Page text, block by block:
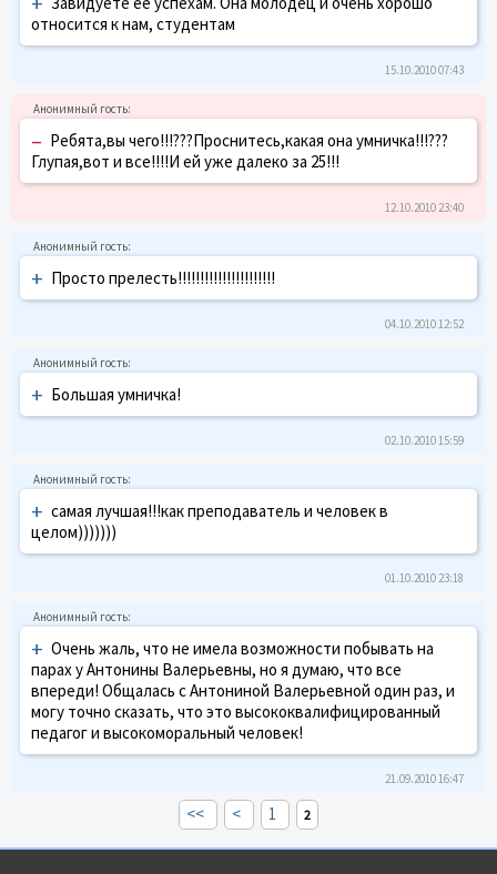
относится к нам, студентам
15.10.2010 07:43
– Ребята,вы чего!!!???Проснитесь,какая она умничка!!!???
Глупая,вот и все!!!!И ей уже далеко за 25!!!
12.10.2010 23:40
+ Просто прелесть!!!!!!!!!!!!!!!!!!!!!!
04.10.2010 12:52
+ Большая умничка!
02.10.2010 15:59
+ самая лучшая!!!как преподаватель и человек в
целом)))))))
01.10.2010 23:18
+ Очень жаль, что не имела возможности побывать на
парах у Антонины Валерьевны, но я думаю, что все
впереди! Общалась с Антониной Валерьевной один раз, и
могу точно сказать, что это высококвалифицированный
педагог и высокоморальный человек!
21.09.2010 16:47
<< < 1 2